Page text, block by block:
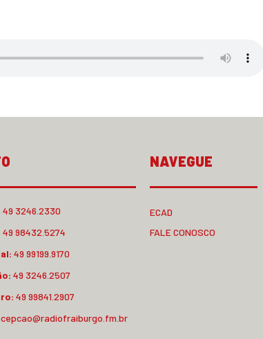
49 3246.2330
49 98432.5274
49 99199.9170
49 3246.2507
49 99841.2907
NAVEGUE
ECAD
FALE CONOSCO